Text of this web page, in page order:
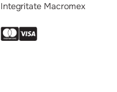
Integritate Macromex